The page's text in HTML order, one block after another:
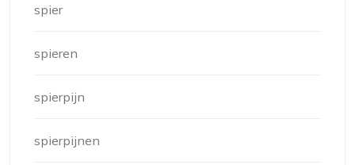
spier
spieren
spierpijn
spierpijnen